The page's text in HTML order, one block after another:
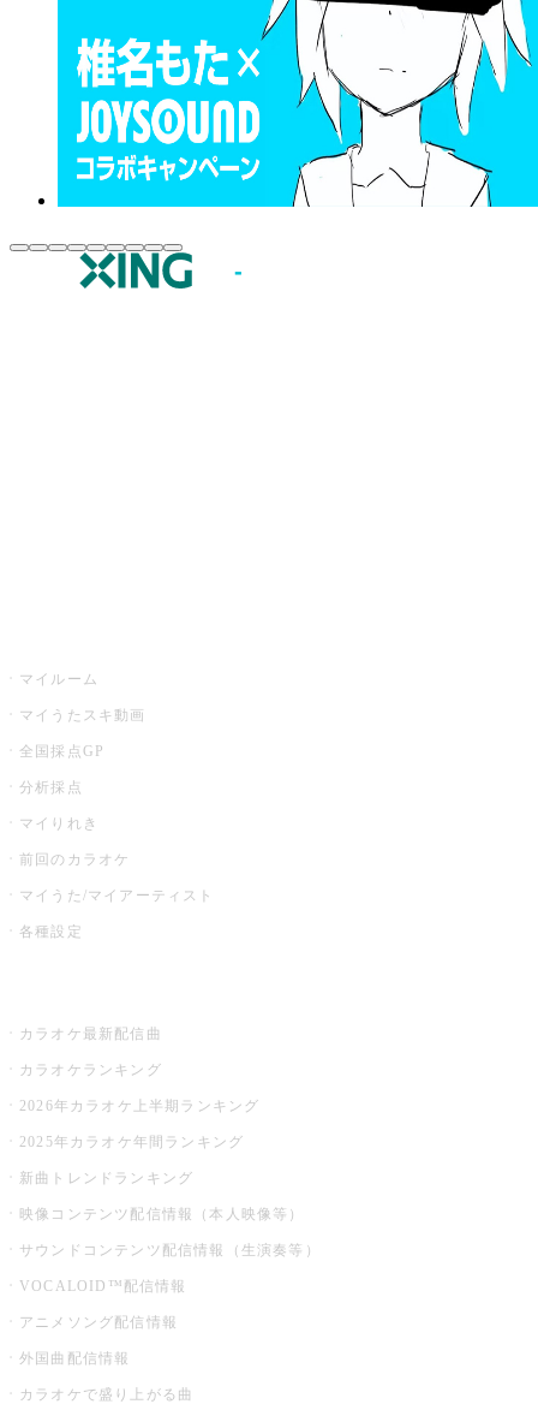
マイルーム
マイうたスキ動画
全国採点GP
分析採点
マイりれき
前回のカラオケ
マイうた/マイアーティスト
各種設定
カラオケ最新配信曲
カラオケランキング
2026年カラオケ上半期ランキング
2025年カラオケ年間ランキング
新曲トレンドランキング
映像コンテンツ配信情報（本人映像等）
サウンドコンテンツ配信情報（生演奏等）
VOCALOID™配信情報
アニメソング配信情報
外国曲配信情報
カラオケで盛り上がる曲